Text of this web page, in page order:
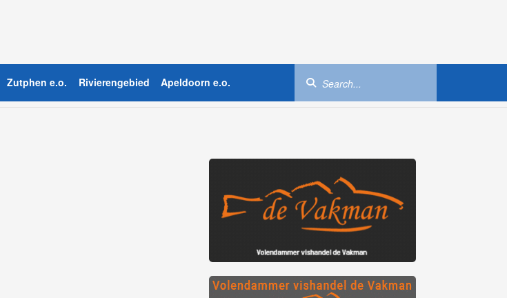
Zutphen e.o. Rivierengebied Apeldoorn e.o.